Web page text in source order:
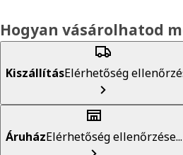
Hogyan vásárolhatod
KiszállításElérhetőség
ÁruházElérhetőség ellenőrzése...